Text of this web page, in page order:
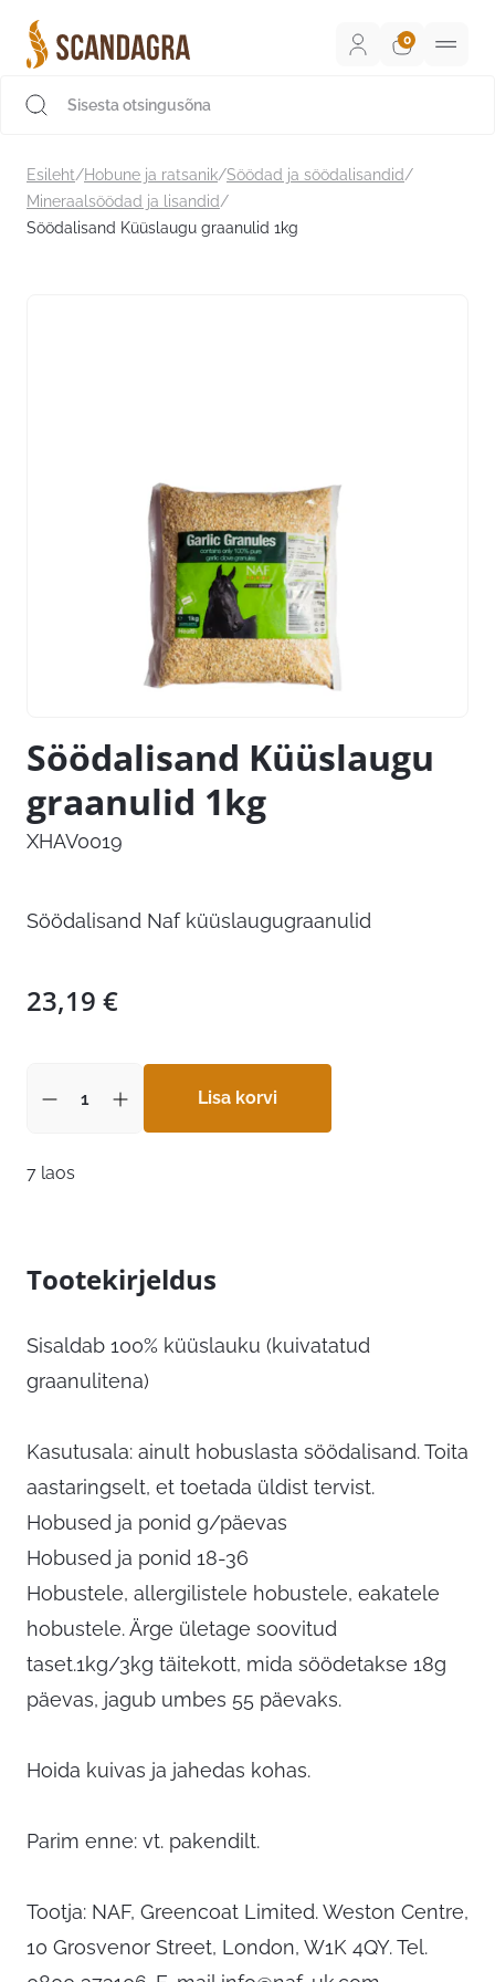
sisu
juurde
Esileht/Hobune ja ratsanik/Söödad ja söödalisandid/
Mineraalsöödad ja lisandid/
Söödalisand Küüslaugu graanulid 1kg
Söödalisand Küüslaugu
graanulid 1kg
XHAV0019
Söödalisand Naf küüslaugugraanulid
23,19 €
Lisa korvi
7 laos
Tootekirjeldus
Sisaldab 100% küüslauku (kuivatatud
graanulitena)
Kasutusala: ainult hobuslasta söödalisand. Toita
aastaringselt, et toetada üldist tervist.
Hobused ja ponid g/päevas
Hobused ja ponid 18-36
Hobustele, allergilistele hobustele, eakatele
hobustele. Ärge ületage soovitud
taset.1kg/3kg täitekott, mida söödetakse 18g
päevas, jagub umbes 55 päevaks.
Hoida kuivas ja jahedas kohas.
Parim enne: vt. pakendilt.
Tootja: NAF, Greencoat Limited. Weston Centre,
10 Grosvenor Street, London, W1K 4QY. Tel.